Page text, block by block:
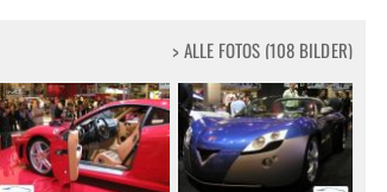
> ALLE FOTOS (108 BILDER)